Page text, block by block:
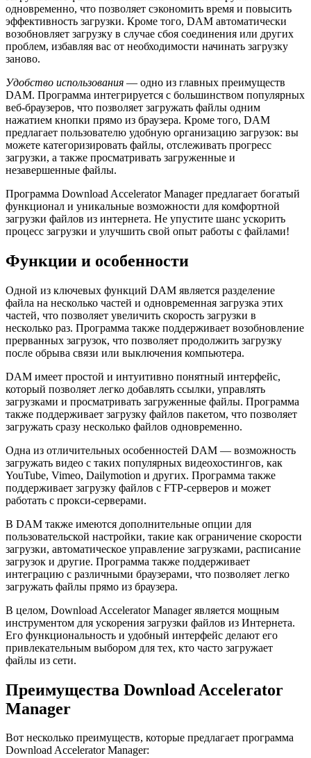
одновременно, что позволяет сэкономить время и повысить
эффективность загрузки. Кроме того, DAM автоматически
возобновляет загрузку в случае сбоя соединения или других
проблем, избавляя вас от необходимости начинать загрузку
заново.
Удобство использования — одно из главных преимуществ
DAM. Программа интегрируется с большинством популярных
веб-браузеров, что позволяет загружать файлы одним
нажатием кнопки прямо из браузера. Кроме того, DAM
предлагает пользователю удобную организацию загрузок: вы
можете категоризировать файлы, отслеживать прогресс
загрузки, а также просматривать загруженные и
незавершенные файлы.
Программа Download Accelerator Manager предлагает богатый
функционал и уникальные возможности для комфортной
загрузки файлов из интернета. Не упустите шанс ускорить
процесс загрузки и улучшить свой опыт работы с файлами!
Функции и особенности
Одной из ключевых функций DAM является разделение
файла на несколько частей и одновременная загрузка этих
частей, что позволяет увеличить скорость загрузки в
несколько раз. Программа также поддерживает возобновление
прерванных загрузок, что позволяет продолжить загрузку
после обрыва связи или выключения компьютера.
DAM имеет простой и интуитивно понятный интерфейс,
который позволяет легко добавлять ссылки, управлять
загрузками и просматривать загруженные файлы. Программа
также поддерживает загрузку файлов пакетом, что позволяет
загружать сразу несколько файлов одновременно.
Одна из отличительных особенностей DAM — возможность
загружать видео с таких популярных видеохостингов, как
YouTube, Vimeo, Dailymotion и других. Программа также
поддерживает загрузку файлов с FTP-серверов и может
работать с прокси-серверами.
В DAM также имеются дополнительные опции для
пользовательской настройки, такие как ограничение скорости
загрузки, автоматическое управление загрузками, расписание
загрузок и другие. Программа также поддерживает
интеграцию с различными браузерами, что позволяет легко
загружать файлы прямо из браузера.
В целом, Download Accelerator Manager является мощным
инструментом для ускорения загрузки файлов из Интернета.
Его функциональность и удобный интерфейс делают его
привлекательным выбором для тех, кто часто загружает
файлы из сети.
Преимущества Download Accelerator
Manager
Вот несколько преимуществ, которые предлагает программа
Download Accelerator Manager: